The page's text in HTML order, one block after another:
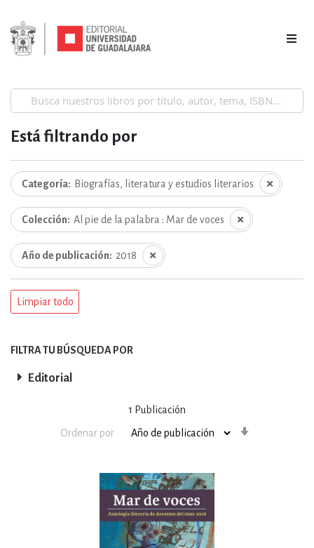
1 Publicación
Ordenar por
Está filtrando por
Categoría Biografías, literatura y estudios literarios
Colección Al pie de la palabra : Mar de voces
Año de publicación 2018
Limpiar todo
FILTRA TU BÚSQUEDA POR
Editorial